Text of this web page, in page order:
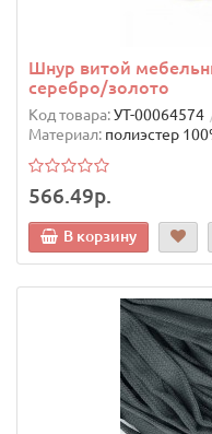
Шнур витой
серебро/золото
Код товара:УТ-00064574
Материал: полиэстер
566.49р.
В корзину